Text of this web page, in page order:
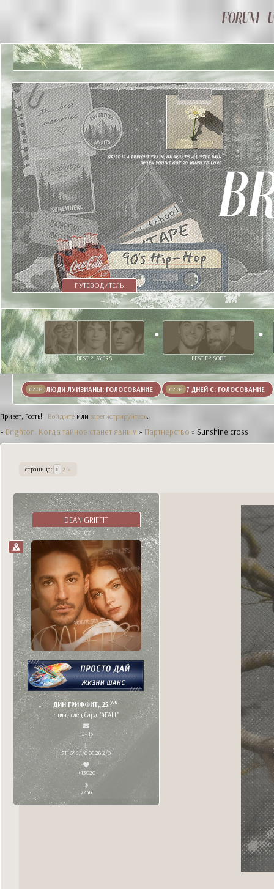
ПУТЕВОДИТЕЛЬ
BEST PLAYERS BEST EPISODE
02.08 ЛЮДИ ЛУИЗИАНЫ: ГОЛОСОВАНИЕ 02.08 7 ДНЕЙ С: ГОЛОСОВАНИЕ
Привет, Гость! Войдите или зарегистрируйтесь.
» Brighton. Когда тайное станет явным » Партнерство » Sunshine cross
страница: 1 2 »
DEAN GRIFFIT
ацтек
ДИН ГРИФФИТ, 25y.o.
• владелец бара "4FALL"
12415
711 546,1/0 06.26,2/0
+13020
7236